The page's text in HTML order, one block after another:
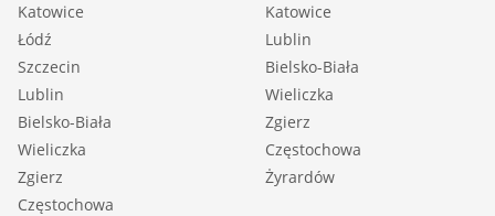
Katowice
Łódź
Szczecin
Lublin
Bielsko-Biała
Wieliczka
Zgierz
Częstochowa
Katowice
Lublin
Bielsko-Biała
Wieliczka
Zgierz
Częstochowa
Żyrardów